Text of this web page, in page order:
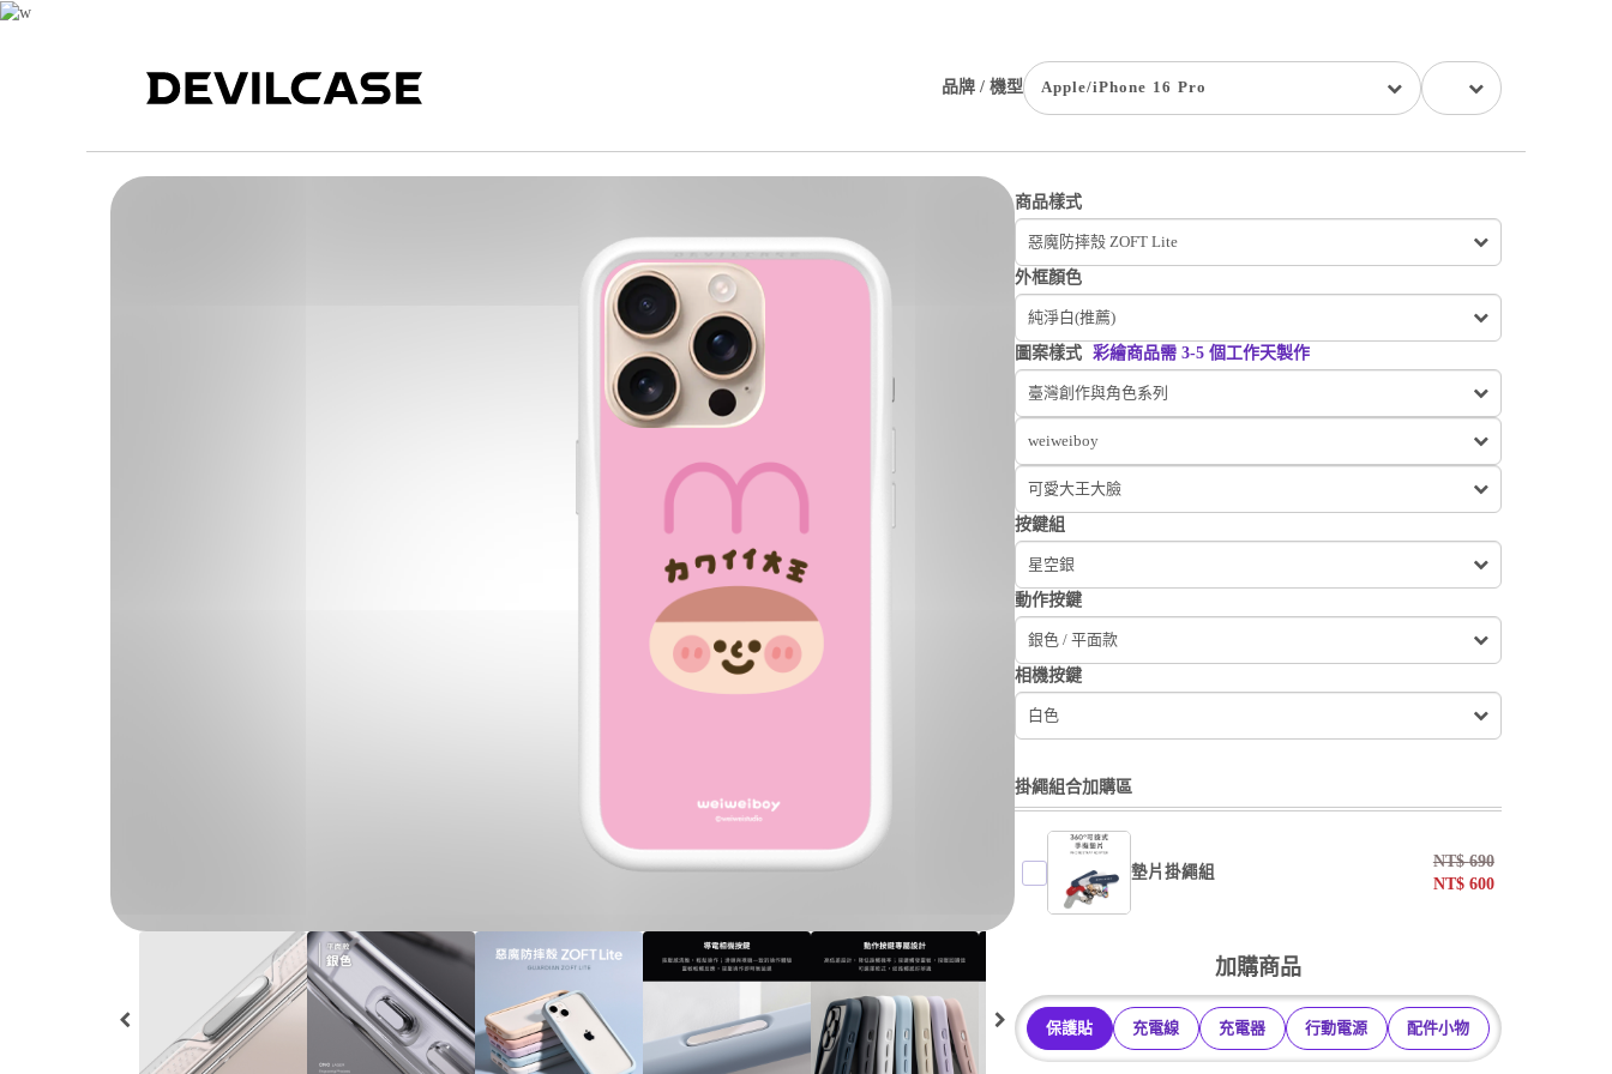
品牌 / 機型 Apple/iPhone 16 Pro
商品樣式
惡魔防摔殼 ZOFT Lite
外框顏色
純淨白(推薦)
圖案樣式
彩繪商品需 3-5 個工作天製作
臺灣創作與角色系列
weiweiboy
可愛大王大臉
按鍵組
星空銀
動作按鍵
銀色 / 平面款
相機按鍵
白色
掛繩組合加購區
墊片掛繩組
NT$690
NT$ 600
掛繩
加購商品
保護貼 充電線 充電器 行動電源 配件小物